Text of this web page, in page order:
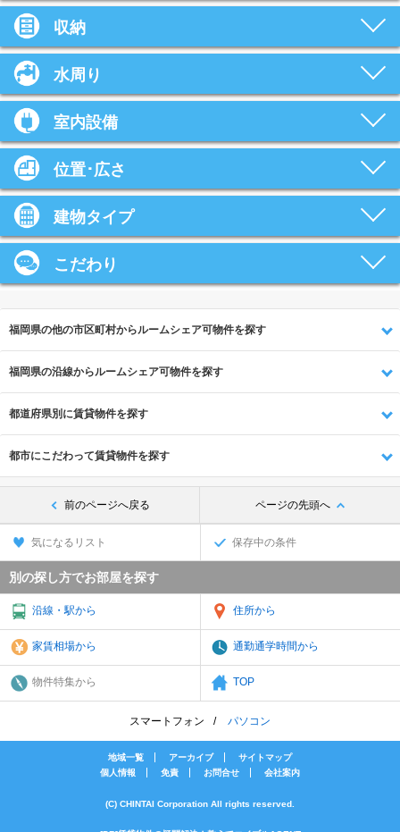
収納
水周り
室内設備
位置･広さ
建物タイプ
こだわり
福岡県の他の市区町村からルームシェア可物件を探す
福岡県の沿線からルームシェア可物件を探す
都道府県別に賃貸物件を探す
都市にこだわって賃貸物件を探す
前のページへ戻る ページの先頭へ
気になるリスト 保存中の条件
別の探し方でお部屋を探す
沿線・駅から 住所から
家賃相場から 通勤通学時間から
物件特集から TOP
スマートフォン パソコン
地域一覧 アーカイブ
サイトマップ
個人情報
免責 お問合せ 会社案内
(C) CHINTAI Corporation All rights reserved.